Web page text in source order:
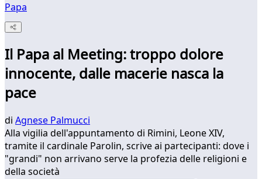
Papa
Il Papa al Meeting: troppo dolore
innocente, dalle macerie nasca la
pace
di Agnese Palmucci
Alla vigilia dell'appuntamento di Rimini, Leone XIV,
tramite il cardinale Parolin, scrive ai partecipanti: dove i
"grandi" non arrivano serve la profezia delle religioni e
della società